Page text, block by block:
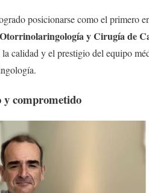
posicionarse como el primero
y Cirugía de
calidad y el prestigio del equipo
y comprometido